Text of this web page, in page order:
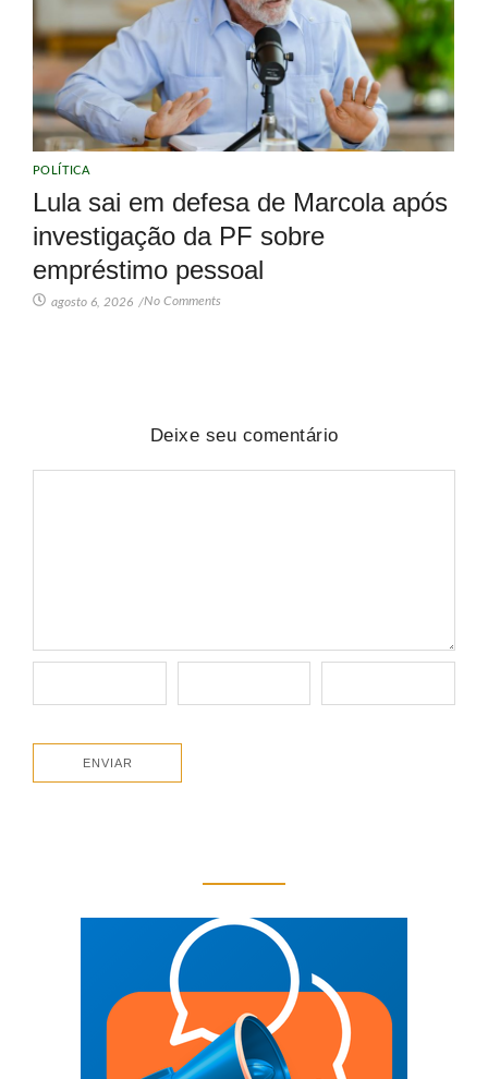
POLÍTICA
Lula sai em defesa de Marcola após
investigação da PF sobre
empréstimo pessoal
agosto 6, 2026 /No Comments
Deixe seu comentário